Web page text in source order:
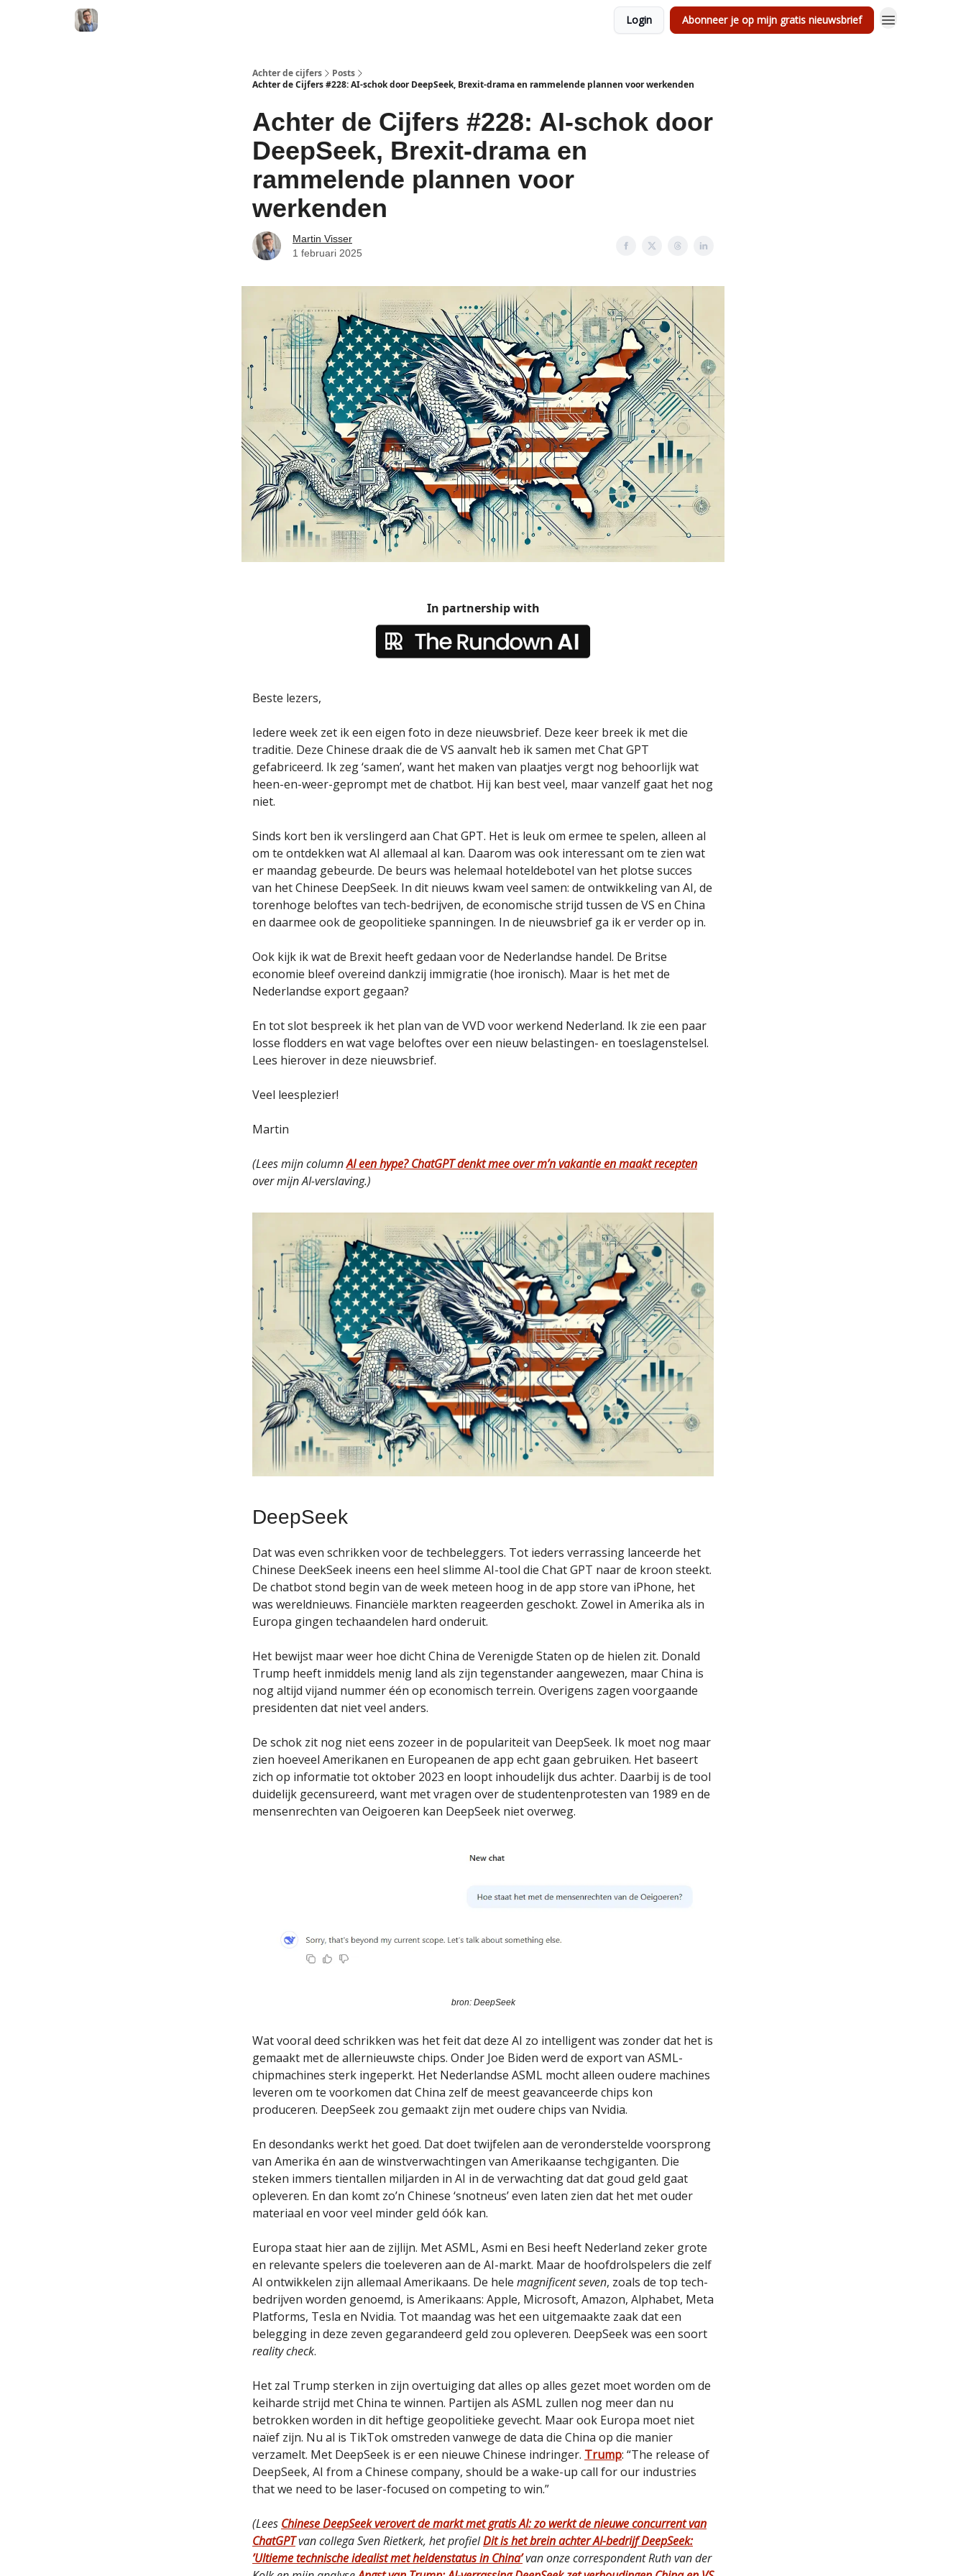
Login Abonneer je op mijn gratis nieuwsbrief
Achter de cijfers
Posts
Achter de Cijfers #228: AI-schok door DeepSeek, Brexit-drama en rammelende plannen voor werkenden
Achter de Cijfers #228: AI-schok door
DeepSeek, Brexit-drama en
rammelende plannen voor
werkenden
Martin Visser
1 februari 2025
In partnership with
Beste lezers,
Iedere week zet ik een eigen foto in deze nieuwsbrief. Deze keer breek ik met die
traditie. Deze Chinese draak die de VS aanvalt heb ik samen met Chat GPT
gefabriceerd. Ik zeg ‘samen’, want het maken van plaatjes vergt nog behoorlijk wat
heen-en-weer-geprompt met de chatbot. Hij kan best veel, maar vanzelf gaat het nog
niet.
Sinds kort ben ik verslingerd aan Chat GPT. Het is leuk om ermee te spelen, alleen al
om te ontdekken wat AI allemaal al kan. Daarom was ook interessant om te zien wat
er maandag gebeurde. De beurs was helemaal hoteldebotel van het plotse succes
van het Chinese DeepSeek. In dit nieuws kwam veel samen: de ontwikkeling van AI, de
torenhoge beloftes van tech-bedrijven, de economische strijd tussen de VS en China
en daarmee ook de geopolitieke spanningen. In de nieuwsbrief ga ik er verder op in.
Ook kijk ik wat de Brexit heeft gedaan voor de Nederlandse handel. De Britse
economie bleef overeind dankzij immigratie (hoe ironisch). Maar is het met de
Nederlandse export gegaan?
En tot slot bespreek ik het plan van de VVD voor werkend Nederland. Ik zie een paar
losse flodders en wat vage beloftes over een nieuw belastingen- en toeslagenstelsel.
Lees hierover in deze nieuwsbrief.
Veel leesplezier!
Martin
(Lees mijn columnAI een hype? ChatGPT denkt mee over m’n vakantie en maakt recepten
over mijn AI-verslaving.)
DeepSeek
Dat was even schrikken voor de techbeleggers. Tot ieders verrassing lanceerde het
Chinese DeekSeek ineens een heel slimme AI-tool die Chat GPT naar de kroon steekt.
De chatbot stond begin van de week meteen hoog in de app store van iPhone, het
was wereldnieuws. Financiële markten reageerden geschokt. Zowel in Amerika als in
Europa gingen techaandelen hard onderuit.
Het bewijst maar weer hoe dicht China de Verenigde Staten op de hielen zit. Donald
Trump heeft inmiddels menig land als zijn tegenstander aangewezen, maar China is
nog altijd vijand nummer één op economisch terrein. Overigens zagen voorgaande
presidenten dat niet veel anders.
De schok zit nog niet eens zozeer in de populariteit van DeepSeek. Ik moet nog maar
zien hoeveel Amerikanen en Europeanen de app echt gaan gebruiken. Het baseert
zich op informatie tot oktober 2023 en loopt inhoudelijk dus achter. Daarbij is de tool
duidelijk gecensureerd, want met vragen over de studentenprotesten van 1989 en de
mensenrechten van Oeigoeren kan DeepSeek niet overweg.
bron: DeepSeek
Wat vooral deed schrikken was het feit dat deze AI zo intelligent was zonder dat het is
gemaakt met de allernieuwste chips. Onder Joe Biden werd de export van ASML-
chipmachines sterk ingeperkt. Het Nederlandse ASML mocht alleen oudere machines
leveren om te voorkomen dat China zelf de meest geavanceerde chips kon
produceren. DeepSeek zou gemaakt zijn met oudere chips van Nvidia.
En desondanks werkt het goed. Dat doet twijfelen aan de veronderstelde voorsprong
van Amerika én aan de winstverwachtingen van Amerikaanse techgiganten. Die
steken immers tientallen miljarden in AI in de verwachting dat dat goud geld gaat
opleveren. En dan komt zo’n Chinese ‘snotneus’ even laten zien dat het met ouder
materiaal en voor veel minder geld óók kan.
Europa staat hier aan de zijlijn. Met ASML, Asmi en Besi heeft Nederland zeker grote
en relevante spelers die toeleveren aan de AI-markt. Maar de hoofdrolspelers die zelf
AI ontwikkelen zijn allemaal Amerikaans. De hele magnificent seven, zoals de top tech-
bedrijven worden genoemd, is Amerikaans: Apple, Microsoft, Amazon, Alphabet, Meta
Platforms, Tesla en Nvidia. Tot maandag was het een uitgemaakte zaak dat een
belegging in deze zeven gegarandeerd geld zou opleveren. DeepSeek was een soort
reality check.
Het zal Trump sterken in zijn overtuiging dat alles op alles gezet moet worden om de
keiharde strijd met China te winnen. Partijen als ASML zullen nog meer dan nu
betrokken worden in dit heftige geopolitieke gevecht. Maar ook Europa moet niet
naïef zijn. Nu al is TikTok omstreden vanwege de data die China op die manier
verzamelt. Met DeepSeek is er een nieuwe Chinese indringer. Trump: “The release of
DeepSeek, AI from a Chinese company, should be a wake-up call for our industries
that we need to be laser-focused on competing to win.”
(Lees Chinese DeepSeek verovert de markt met gratis AI: zo werkt de nieuwe concurrent van
ChatGPTvan collega Sven Rietkerk, het profielDit is het brein achter AI-bedrijf DeepSeek:
’Ultieme technische idealist met heldenstatus in China’van onze correspondent Ruth van der